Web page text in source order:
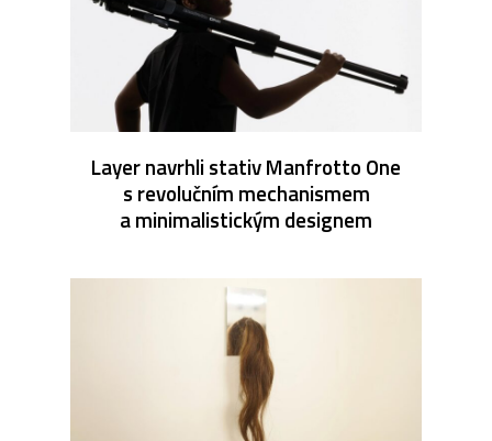
Layer navrhli stativ Manfrotto One
s revolučním mechanismem
a minimalistickým designem